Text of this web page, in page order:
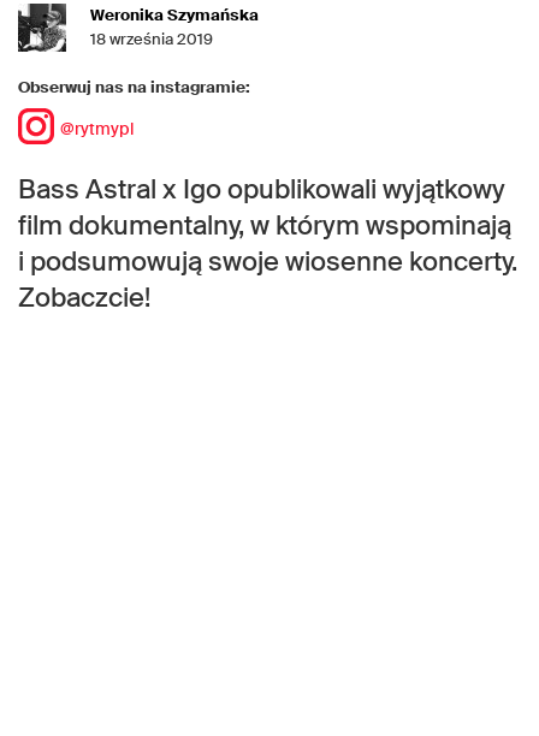
Weronika Szymańska
18 września 2019
Obserwuj nas na instagramie:
@rytmypl
Bass Astral x Igo opublikowali wyjątkowy
film dokumentalny, w którym wspominają
i podsumowują swoje wiosenne koncerty.
Zobaczcie!